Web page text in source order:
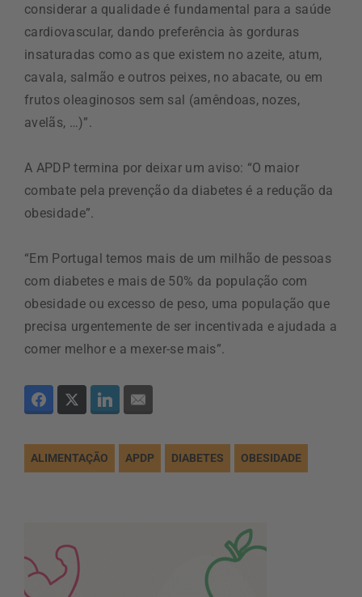
considerar a qualidade é fundamental para a saúde
cardiovascular, dando preferência às gorduras
insaturadas como as que existem no azeite, atum,
cavala, salmão e outros peixes, no abacate, ou em
frutos oleaginosos sem sal (amêndoas, nozes,
avelãs, …)”.
A APDP termina por deixar um aviso: “O maior
combate pela prevenção da diabetes é a redução da
obesidade”.
“Em Portugal temos mais de um milhão de pessoas
com diabetes e mais de 50% da população com
obesidade ou excesso de peso, uma população que
precisa urgentemente de ser incentivada e ajudada a
comer melhor e a mexer-se mais”.
ALIMENTAÇÃO APDP DIABETES OBESIDADE